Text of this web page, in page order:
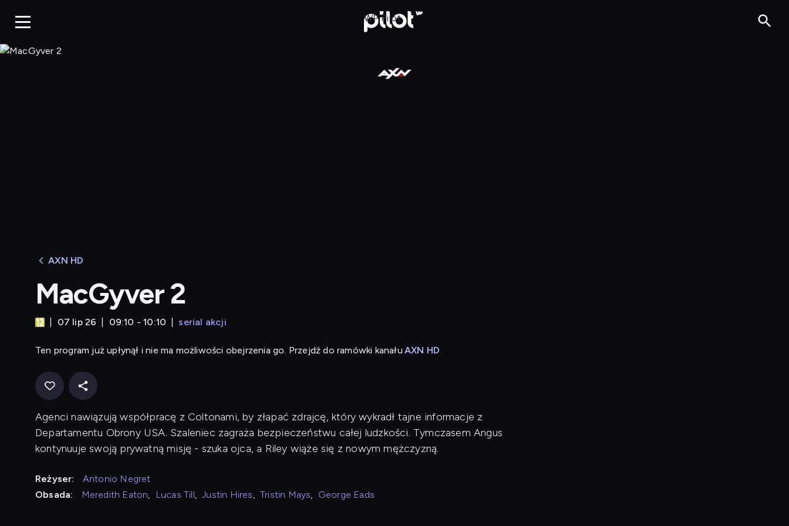
WP Pilot
AXN HD
MacGyver 2
07 lip 26 09:10 - 10:10 serial akcji
Ten program już upłynął i nie ma możliwości obejrzenia go. Przejdź do ramówki kanału AXN HD
Agenci nawiązują współpracę z Coltonami, by złapać zdrajcę, który wykradł tajne informacje z
Departamentu Obrony USA. Szaleniec zagraża bezpieczeństwu całej ludzkości. Tymczasem Angus
kontynuuje swoją prywatną misję - szuka ojca, a Riley wiąże się z nowym mężczyzną.
Reżyser:
Antonio Negret
Obsada:
Meredith Eaton, Lucas Till, Justin Hires, Tristin Mays, George Eads